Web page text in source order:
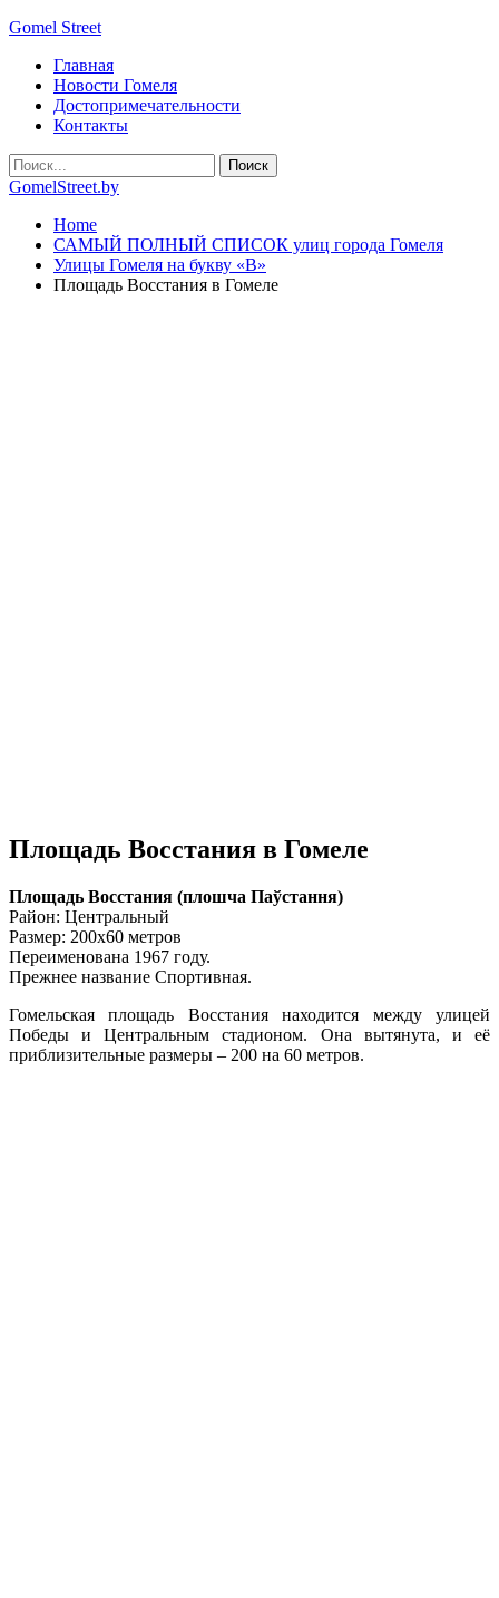
Gomel Street
Главная
Новости Гомеля
Достопримечательности
Контакты
GomelStreet.by
Home
САМЫЙ ПОЛНЫЙ СПИСОК улиц города Гомеля
Улицы Гомеля на букву «В»
Площадь Восстания в Гомеле
Площадь Восстания в Гомеле
Площадь Восстания (плошча Паўстання)
Район: Центральный
Размер: 200х60 метров
Переименована 1967 году.
Прежнее название Спортивная.
Гомельская площадь Восстания находится между улицей
Победы и Центральным стадионом. Она вытянута, и её
приблизительные размеры – 200 на 60 метров.